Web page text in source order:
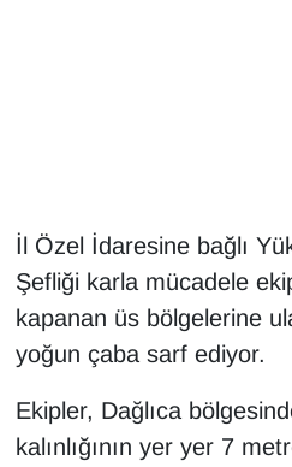
İl Özel İdaresine bağlı
Şefliği karla mücadele
kapanan üs bölgelerine
yoğun çaba sarf ediyor.
Ekipler, Dağlıca
kalınlığının yer yer 7
İngilizce
Kadın
Kamu Alımları
Kim Kimdir?